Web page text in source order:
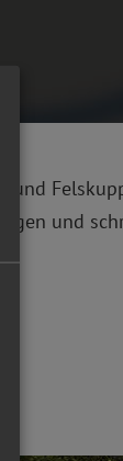
und
und